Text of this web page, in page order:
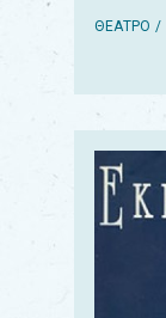
ΘΕΑΤΡΟ